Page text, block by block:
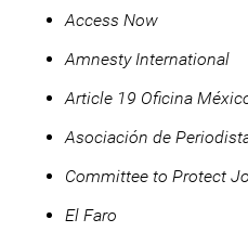
Access Now
Amnesty International
Article 19 Oficina
Asociación de
Committee to Protect
El Faro